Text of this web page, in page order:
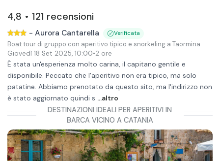
4,8 • 121 recensioni
- Aurora Cantarella Verificata
Boat tour di gruppo con aperitivo tipico e snorkeling a Taormina
Giovedì 18 Set 2025, 10:00•2 ore
È stata un'esperienza molto carina, il capitano gentile e
disponibile. Peccato che l'aperitivo non era tipico, ma solo
patatine. Abbiamo prenotato da questo sito, ma l'indirizzo non
è stato aggiornato quindi s ...altro
DESTINAZIONI IDEALI PER APERITIVI IN
BARCA VICINO A CATANIA